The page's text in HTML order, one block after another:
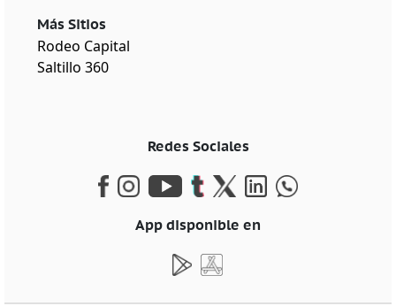
Más Sitios
Rodeo Capital
Saltillo 360
Redes Sociales
App disponible en